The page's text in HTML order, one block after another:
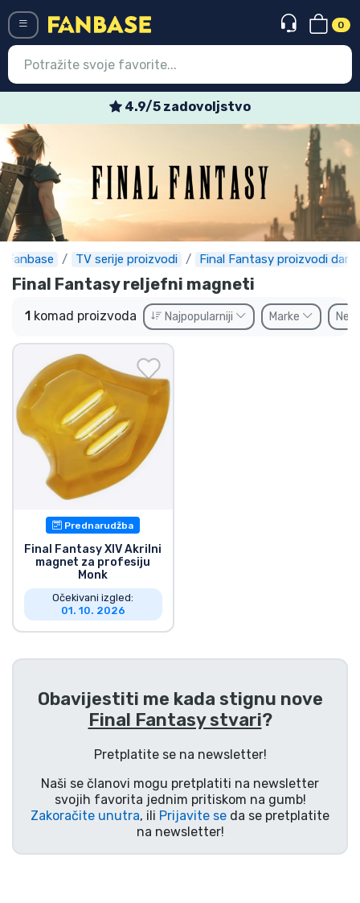
0
4.9/5 zadovoljstvo
Fanbase TV serije proizvodi Final Fantasy proizvodi
Final Fantasy reljefni magneti
1 komad proizvoda Najpopularniji Marke Ne
Prednarudžba
Final Fantasy XIV Akrilni
magnet za profesiju
Monk
Očekivani izgled:
01. 10. 2026
Obavijestiti me kada stignu nove
Final Fantasy stvari?
Pretplatite se na newsletter!
Naši se članovi mogu pretplatiti na newsletter
svojih favorita jednim pritiskom na gumb!
Zakoračite unutra, ili Prijavite se da se pretplatite
na newsletter!
Registracija
Najnovije proizvodi
Akcija
Ekspresna dostava
Prednarudžbe
Outlet proizvodi
Dostava i plaćanje
TV serija proizvodi
Film proizvodi
Crtani proizvodi
Anime proizvodi
Gamer proizvodi
Marke